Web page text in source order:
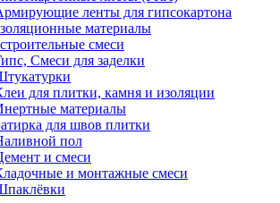
ленты для гипсокартона
материалы
смеси
Смеси для заделки
для плитки, камня и изоляции
материалы
для швов плитки
пол
и смеси
и монтажные смеси